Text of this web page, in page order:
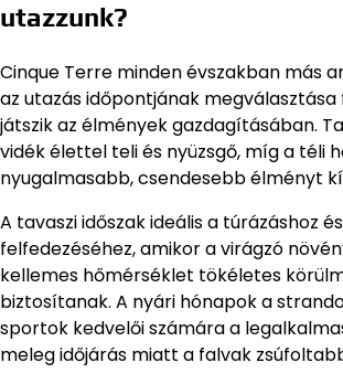
utazzunk?
Cinque Terre minden évszakban más
az utazás időpontjának
játszik az élmények gazdagításában.
vidék élettel teli és nyüzsgő, míg a téli
nyugalmasabb, csendesebb élményt
A tavaszi időszak ideális a túrázáshoz
felfedezéséhez, amikor a virágzó
kellemes hőmérséklet tökéletes
biztosítanak. A nyári hónapok a
sportok kedvelői számára a
meleg időjárás miatt a falvak